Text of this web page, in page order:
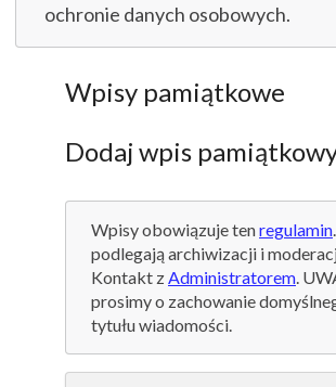
ochronie danych osobowych.
Wpisy pamiątkowe
Dodaj wpis
Wpisy obowiązuje tenregulamin
podlegają archiwizacji i
Kontakt zAdministratorem.
prosimy o zachowanie
tytułu wiadomości.